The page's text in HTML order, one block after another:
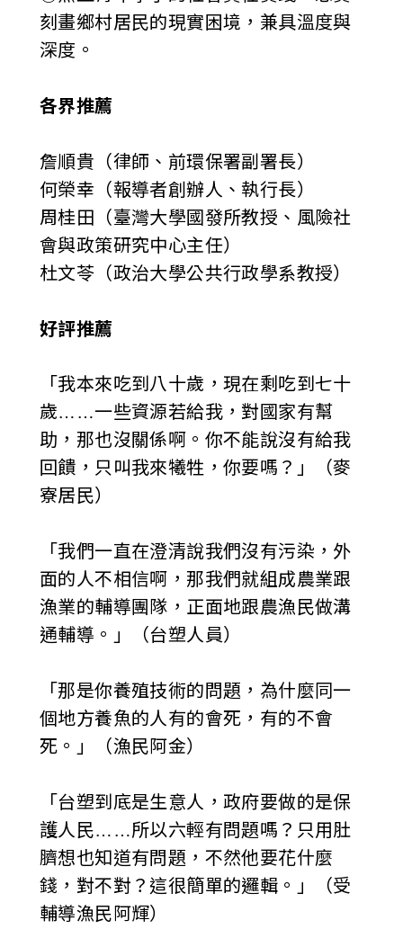
刻畫鄉村居民的現實困境，兼具溫度與
深度。
各界推薦
詹順貴（律師、前環保署副署長）
何榮幸（報導者創辦人、執行長）
周桂田（臺灣大學國發所教授、風險社
會與政策研究中心主任）
杜文苓（政治大學公共行政學系教授）
好評推薦
「我本來吃到八十歲，現在剩吃到七十
歲……一些資源若給我，對國家有幫
助，那也沒關係啊。你不能說沒有給我
回饋，只叫我來犧牲，你要嗎？」（麥
寮居民）
「我們一直在澄清說我們沒有污染，外
面的人不相信啊，那我們就組成農業跟
漁業的輔導團隊，正面地跟農漁民做溝
通輔導。」（台塑人員）
「那是你養殖技術的問題，為什麼同一
個地方養魚的人有的會死，有的不會
死。」（漁民阿金）
「台塑到底是生意人，政府要做的是保
護人民……所以六輕有問題嗎？只用肚
臍想也知道有問題，不然他要花什麼
錢，對不對？這很簡單的邏輯。」（受
輔導漁民阿輝）